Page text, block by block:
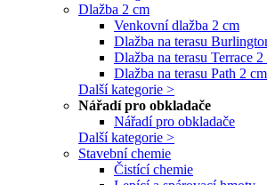
Dlažba 2 cm
Venkovní dlažba 2 cm
Dlažba na terasu
Dlažba na terasu Terrace 2
Dlažba na terasu Path 2 cm
Další kategorie >
Nářadí pro obkladače
Nářadí pro obkladače
Další kategorie >
Stavební chemie
Čistící chemie